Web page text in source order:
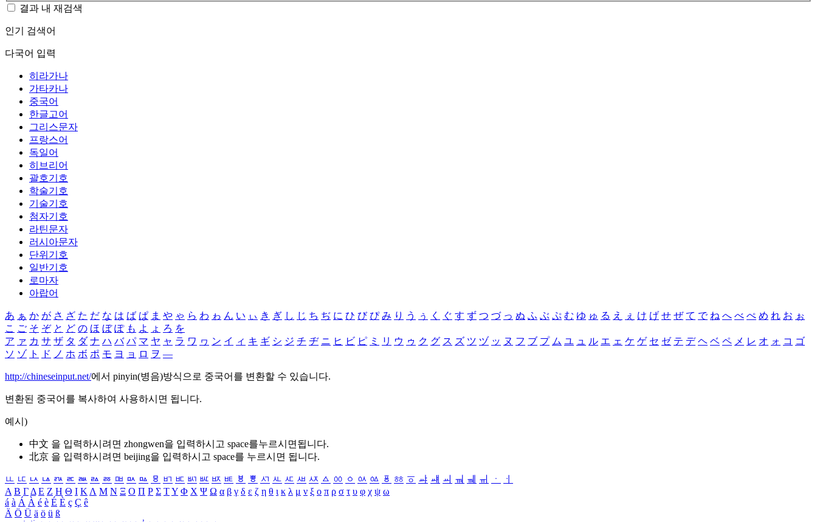
결과 내 재검색
인기 검색어
다국어 입력
히라가나
가타카나
중국어
한글고어
그리스문자
프랑스어
독일어
히브리어
괄호기호
학술기호
기술기호
첨자기호
라틴문자
러시아문자
단위기호
일반기호
로마자
아랍어
あ ぁ か が さ ざ た だ な は ば ぱ ま や ゃ ら わ ゎ ん い ぃ き ぎ し じ ち ぢ に ひ び ぴ み り う ぅ く ぐ す ず つ づ っ ぬ ふ ぶ ぷ む ゆ ゅ る え ぇ け げ せ ぜ て で ね へ べ ぺ め れ お ぉ
こ ご そ ぞ と ど の ほ ぼ ぽ も よ ょ ろ を
ア ァ カ サ ザ タ ダ ナ ハ バ パ マ ヤ ャ ラ ワ ヮ ン イ ィ キ ギ シ ジ チ ヂ ニ ヒ ビ ピ ミ リ ウ ゥ ク グ ス ズ ツ ヅ ッ ヌ フ ブ プ ム ユ ュ ル エ ェ ケ ゲ セ ゼ テ デ ヘ ベ ペ メ レ オ ォ コ ゴ
ソ ゾ ト ド ノ ホ ボ ポ モ ヨ ョ ロ ヲ ―
http://chineseinput.net/에서 pinyin(병음)방식으로 중국어를 변환할 수 있습니다.
변환된 중국어를 복사하여 사용하시면 됩니다.
예시)
中文 을 입력하시려면 zhongwen을 입력하시고 space를누르시면됩니다.
北京 을 입력하시려면 beijing을 입력하시고 space를 누르시면 됩니다.
ㅥ ㅦ ㅧ ㅨ ㅩ ㅪ ㅫ ㅬ ㅭ ㅮ ㅯ ㅰ ㅱ ㅲ ㅳ ㅴ ㅵ ㅶ ㅷ ㅸ ㅹ ㅺ ㅻ ㅼ ㅽ ㅾ ㅿ ㆀ ㆁ ㆂ ㆃ ㆄ ㆅ ㆆ ㆇ ㆈ ㆉ ㆊ ㆋ ㆌ ㆍ
ㆎ
Α Β ΓΔ Ε Ζ Η Θ Ι ΚΛ Μ Ν Ξ Ο Π Ρ Σ ΤΥ Φ Χ Ψ Ω α β γ δ ε ζ η θ ι κ λ μ ν ξ ο π ρ σ τ υ φ χ ψ ω
á à Á À é è É È ç Ç ê
Ä Ö Ü ä ö ü ß